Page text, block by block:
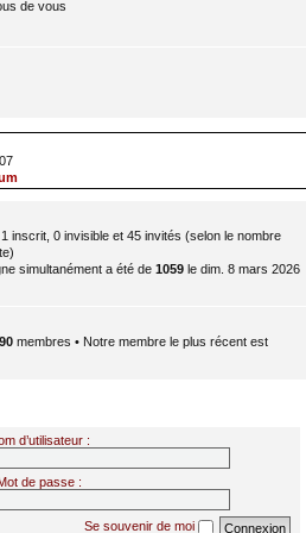
de vous
inscrit, 0 invisible et 45 invités (selon le nombre
simultanément a été de 1059 le dim. 8 mars 2026
membres • Notre membre le plus récent est
d’utilisateur :
de passe :
Se souvenir de moi